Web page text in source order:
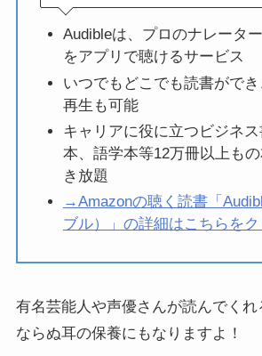
Audibleは、プロのナレータ
をアプリで聴けるサービス
いつでもどこでも読書がで
再生も可能
キャリアに役に立つビジネ
本、語学本等12万冊以上も
き放題
→Amazonの聴く読書「
ブル）」の詳細はこちらをク
有名芸能人や声優さんが読んでく
ならぬ耳の保養にもなりますよ！